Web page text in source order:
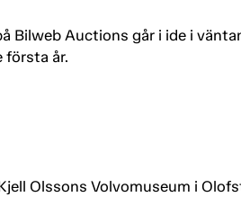
Bilweb Auctions går i ide i
första år.
Olssons Volvomuseum i